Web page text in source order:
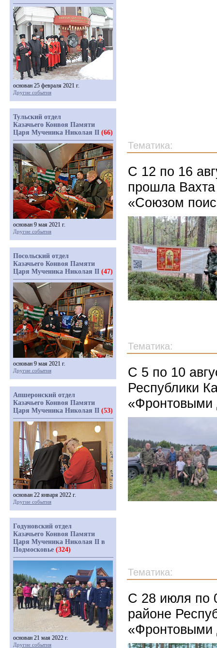
Тематика:
С 12 по 16
прошла
«Союзом
Тематика:
С 5 по 10
Республики
«Фронтовыми
Тематика:
С 28 июля по
районе
«Фронтовыми
основан 25 февраля 2021 г.
Другие события
Тульский отдел
Казачьего Конвоя Памяти
Царя Мученика Николая II (66)
основан 9 мая 2021 г.
Другие события
Посольский отдел
Казачьего Конвоя Памяти
Царя Мученика Николая II (47)
основан 9 мая 2021 г.
Другие события
Апшеронский отдел
Казачьего Конвоя Памяти
Царя Мученика Николая II (53)
основан 22 января 2022 г.
Другие события
Годуновский отдел
Казачьего Конвоя Памяти
Царя Мученика Николая II в
Подмосковье (324)
основан 21 мая 2022 г.
Другие события